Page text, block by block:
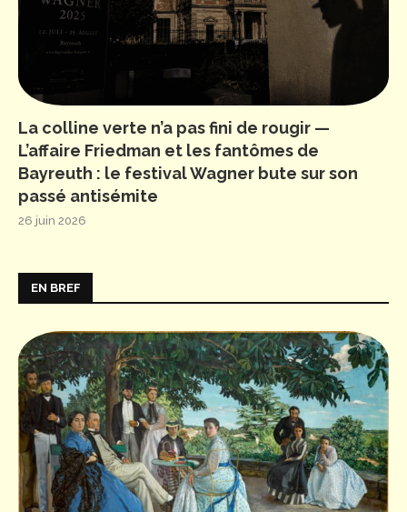
La colline verte n’a pas fini de rougir —
L’affaire Friedman et les fantômes de
Bayreuth : le festival Wagner bute sur son
passé antisémite
26 juin 2026
EN BREF